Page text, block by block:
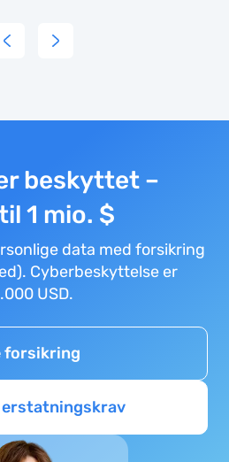
beskyttet –
1 mio. $
data med forsikring
Cyberbeskyttelse er
USD.
forsikring
erstatningskrav